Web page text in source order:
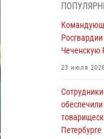
«Поезда
08 августа
08 августа
В
Чеченскую
23 июля
Петербурге